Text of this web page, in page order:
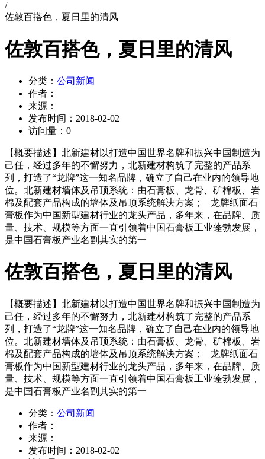
/
佐敦百搭色，夏日里的清风
佐敦百搭色，夏日里的清风
分类： 公司新闻
作者：
来源：
发布时间： 2018-02-02
访问量： 0
【概要描述】 北新建材以打造中国世界名牌和振兴中国制造为
己任，经过多年的不懈努力，北新建材构筑了完整的产品系
列，打造了“龙牌”这一知名品牌，确立了自己在业内的领导地
位。北新建材墙体及吊顶系统：由石膏板、龙骨、矿棉板、岩
棉及配套产品构成的墙体及吊顶系统解决方案； 龙牌纸面石
膏板作为中国新型建材行业的龙头产品，多年来，在品牌、质
量、技术、规模等方面一直引领着中国石膏板工业蓬勃发展，
是中国石膏板产业名副其实的第一
佐敦百搭色，夏日里的清风
【概要描述】 北新建材以打造中国世界名牌和振兴中国制造为
己任，经过多年的不懈努力，北新建材构筑了完整的产品系
列，打造了“龙牌”这一知名品牌，确立了自己在业内的领导地
位。北新建材墙体及吊顶系统：由石膏板、龙骨、矿棉板、岩
棉及配套产品构成的墙体及吊顶系统解决方案； 龙牌纸面石
膏板作为中国新型建材行业的龙头产品，多年来，在品牌、质
量、技术、规模等方面一直引领着中国石膏板工业蓬勃发展，
是中国石膏板产业名副其实的第一
分类： 公司新闻
作者：
来源：
发布时间： 2018-02-02